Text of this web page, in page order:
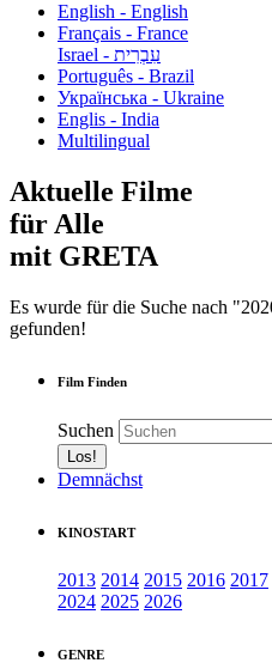
English - English
Français - France
עִבְרִית - Israel
Português - Brazil
Українська - Ukraine
Englis - India
Multilingual
Aktuelle Filme
für Alle
mit GRETA
Es wurde für die Suche nach
gefunden!
Film Finden
Suchen
Demnächst
KINOSTART
2013 2014 2015 2016 2017
2024 2025 2026
GENRE